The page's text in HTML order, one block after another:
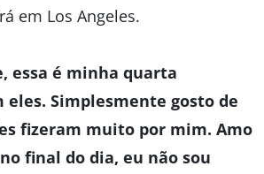
em Los Angeles.
essa é minha quarta
eles. Simplesmente gosto de
fizeram muito por mim. Amo
final do dia, eu não sou